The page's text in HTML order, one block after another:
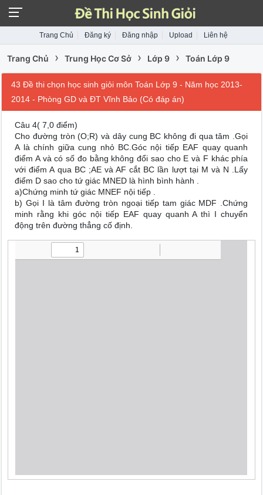
Trang Chủ Đăng ký Đăng nhập Upload Liên hệ
Trang Chủ › Trung Học Cơ Sở › Lớp 9 › Toán Lớp 9
43 Đề thi chọn học sinh giỏi môn Toán Lớp 9 - Năm học 2013-
2014 - Phòng GD và ĐT Vĩnh Bảo (Có đáp án)
Câu 4( 7,0 điểm)
Cho đường tròn (O;R) và dây cung BC không đi qua tâm .Gọi
A là chính giữa cung nhỏ BC.Góc nội tiếp EAF quay quanh
điểm A và có số đo bằng không đổi sao cho E và F khác phía
với điểm A qua BC ;AE và AF cắt BC lần lượt tại M và N .Lấy
điểm D sao cho tứ giác MNED là hình bình hành .
a)Chứng minh tứ giác MNEF nội tiếp .
b) Gọi I là tâm đường tròn ngoại tiếp tam giác MDF .Chứng
minh rằng khi góc nội tiếp EAF quay quanh A thì I chuyển
động trên đường thẳng cố định.